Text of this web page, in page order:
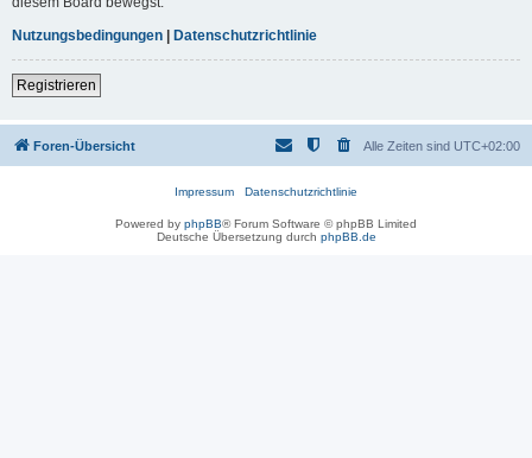
Nutzungsbedingungen | Datenschutzrichtlinie
Registrieren
Foren-Übersicht Alle Zeiten sind UTC+02:00
Impressum Datenschutzrichtlinie
Powered by phpBB® Forum Software © phpBB Limited
Deutsche Übersetzung durch phpBB.de